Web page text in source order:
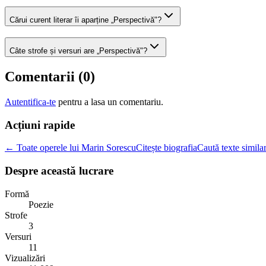
Cărui curent literar îi aparține „Perspectivă"?
Câte strofe și versuri are „Perspectivă"?
Comentarii (0)
Autentifica-te pentru a lasa un comentariu.
Acțiuni rapide
← Toate operele lui Marin SorescuCitește biografiaCaută texte
Despre această lucrare
Formă
Poezie
Strofe
3
Versuri
11
Vizualizări